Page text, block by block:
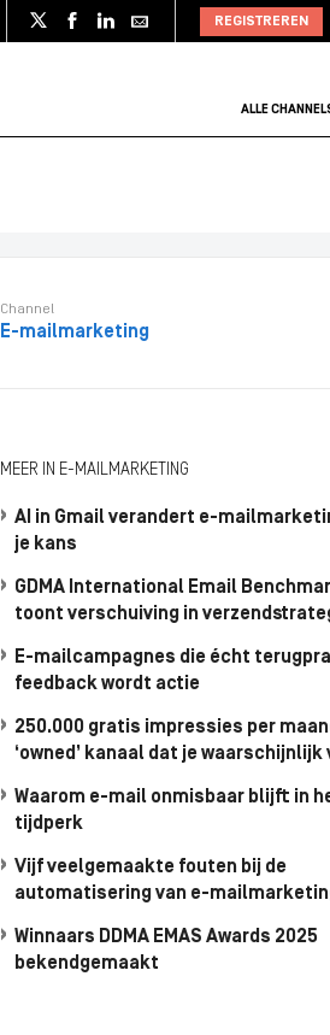
REGISTREREN
ALLE
Channel
E-mailmarketing
MEER IN E-MAILMARKETING
AI in Gmail verandert e-
je kans
GDMA International Email
toont verschuiving in
E-mailcampagnes die écht
feedback wordt actie
250.000 gratis impressies per
‘owned’ kanaal dat je waarschijnlijk
Waarom e-mail onmisbaar blijft in
tijdperk
Vijf veelgemaakte fouten bij de
automatisering van e-
Winnaars DDMA EMAS Awards 2025
bekendgemaakt